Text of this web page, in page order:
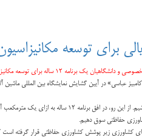
کشاورزی تدوین شده که در آن آب اولویت و محور اصلی است.
عباسی» در آیین گشایش نمایشگاه بین المللی
تولید می شود که البته این آمار در محصولات مختلف، متفاوت است.
حفاظتی سوق دهیم.